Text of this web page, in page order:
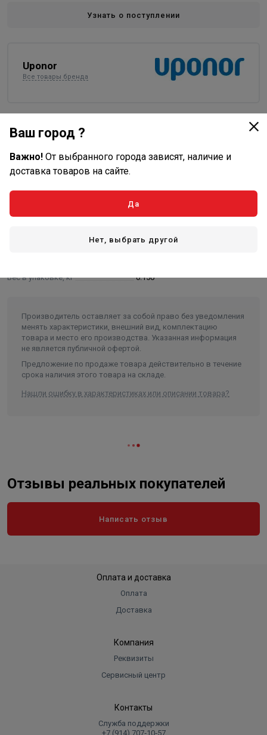
Узнать о поступлении
Uponor
Все товары бренда
Характеристики
Основные
Диаметр, мм
Материал металлопластик
Максимальное рабочее давление
90 °C
Вес в упаковке, кг 0.150
Производитель оставляет за собой право без уведомления
менять характеристики, внешний вид, комплектацию
товара и место его производства. Указанная информация
не является публичной офертой.
Предложение по продаже товара действительно в течение
срока наличия этого товара на складе.
Нашли ошибку в характеристиках или описании товара?
Отзывы реальных покупателей
Написать отзыв
Оплата и доставка
Оплата
Доставка
Компания
Реквизиты
Сервисный центр
Контакты
Служба поддержки
+7 (914) 707‑10‑57
Ваш город ?
Важно! От выбранного города зависят, наличие и
доставка товаров на сайте.
Да
Нет, выбрать другой